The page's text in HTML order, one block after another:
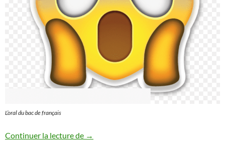
L’oral du bac de français
Continuer la lecture de ORAL BAC DE FRANCAIS 2024
→